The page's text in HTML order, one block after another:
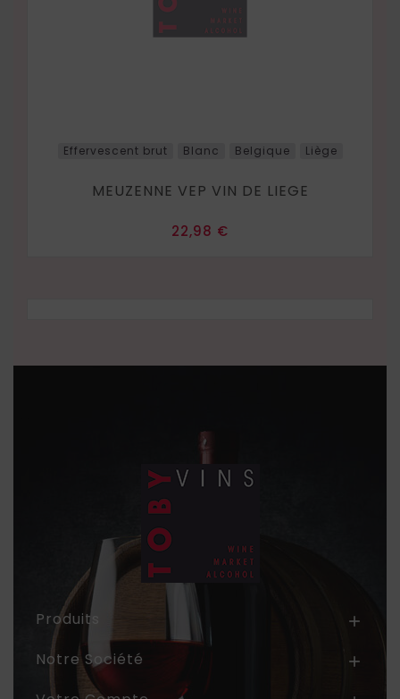
Effervescent brut Blanc Belgique Liège
MEUZENNE VEP VIN DE LIEGE
Prix
22,98 €
Produits 
Notre Société 